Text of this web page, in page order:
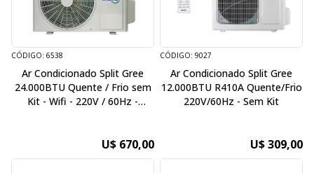
CÓDIGO: 6538
Ar Condicionado Split Gree
24.000BTU Quente / Frio sem
Kit - Wifi - 220V / 60Hz -
U$ 670,00
CÓDIGO: 9027
Ar Condicionado Split Gree
12.000BTU R410A Quente/Frio
220V/60Hz - Sem Kit
U$ 309,00